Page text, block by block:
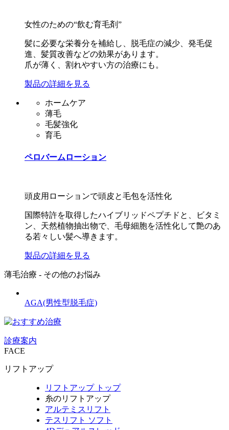
女性のための“飲む育毛剤”
髪に必要な栄養分を補給し、脱毛症の減少、発毛促
進、髪質改善などの効果があります。
爪が薄く、割れやすい方の治療にも。
製品の詳細を見る
ホームケア
薄毛
毛髪強化
育毛
ペロバームローション
頭皮用ローションで頭皮と毛包を活性化
国際特許を取得したハイブリッドペプチドと、ビタミ
ン、天然植物抽出物で、毛母細胞を活性化して艶のあ
る若々しい髪へ導きます。
製品の詳細を見る
薄毛治療 - その他のお悩み
AGA(男性型脱毛症)
診療案内
FACE
リフトアップ
リフトアップ トップ
糸のリフトアップ
アルテミスリフト
テスリフト ソフト